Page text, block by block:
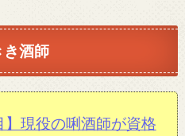
酒師
】現役の唎酒師が資格